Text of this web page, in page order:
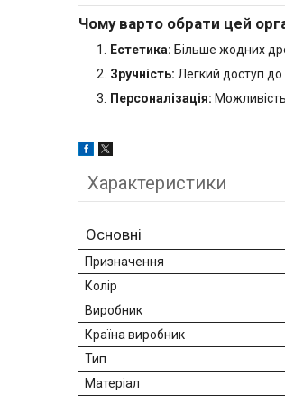
Чому варто обрати цей
Естетика: Більше жодних
Зручність: Легкий доступ
Персоналізація:
Характеристики
Основні
Призначення
Колір
Виробник
Країна виробник
Тип
Матеріал